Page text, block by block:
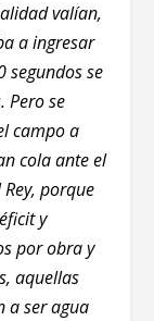
valían,
a ingresar
segundos se
Pero se
campo a
cola ante el
porque
y
por obra y
aquellas
a ser agua